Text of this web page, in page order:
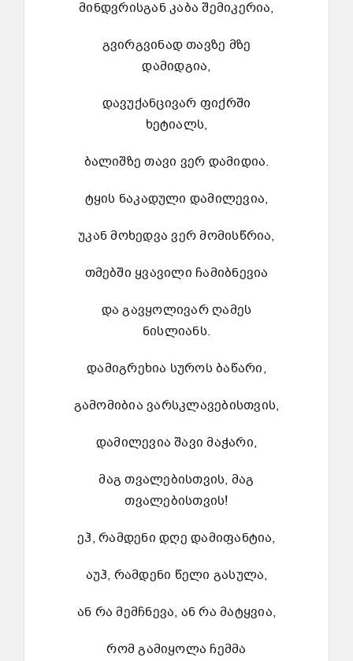
მინდვრისგან კაბა შემიკერია,
გვირგვინად თავზე მზე
დამიდგია,
დავუქანცივარ ფიქრში
ხეტიალს,
ბალიშზე თავი ვერ დამიდია.
ტყის ნაკადული დამილევია,
უკან მოხედვა ვერ მომისწრია,
თმებში ყვავილი ჩამიბნევია
და გავყოლივარ ღამეს
ნისლიანს.
დამიგრეხია სუროს ბაწარი,
გამომიბია ვარსკლავებისთვის,
დამილევია შავი მაჭარი,
მაგ თვალებისთვის, მაგ
თვალებისთვის!
ეჰ, რამდენი დღე დამიფანტია,
აუჰ, რამდენი წელი გასულა,
ან რა მემჩნევა, ან რა მატყვია,
რომ გამიყოლა ჩემმა